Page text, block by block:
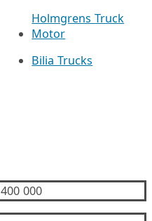
Holmgrens Truck
Motor
Bilia Trucks
000